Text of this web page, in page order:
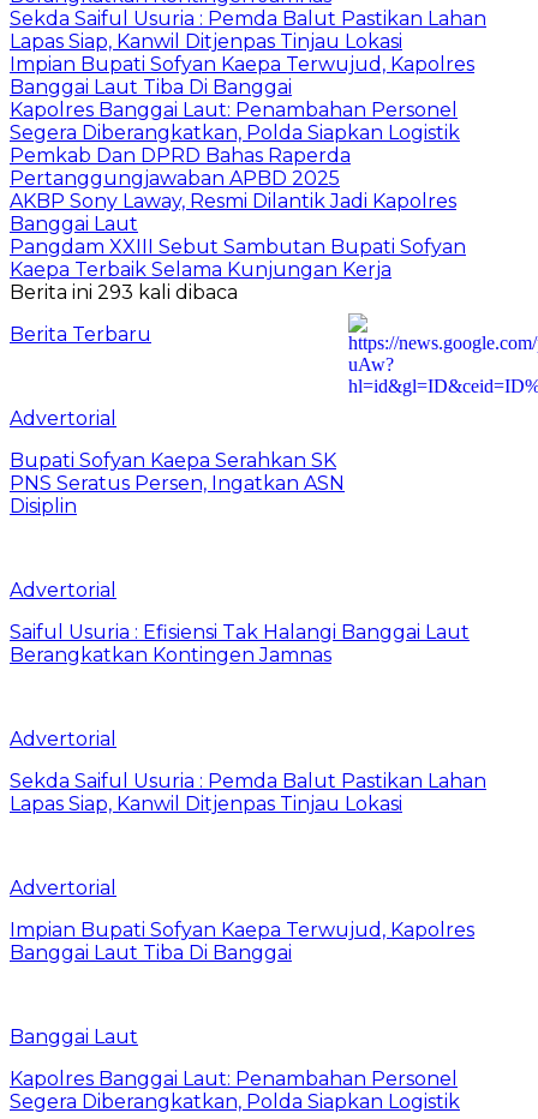
Sekda Saiful Usuria : Pemda Balut Pastikan Lahan
Lapas Siap, Kanwil Ditjenpas Tinjau Lokasi
Impian Bupati Sofyan Kaepa Terwujud, Kapolres
Banggai Laut Tiba Di Banggai
Kapolres Banggai Laut: Penambahan Personel
Segera Diberangkatkan, Polda Siapkan Logistik
Pemkab Dan DPRD Bahas Raperda
Pertanggungjawaban APBD 2025
AKBP Sony Laway, Resmi Dilantik Jadi Kapolres
Banggai Laut
Pangdam XXIII Sebut Sambutan Bupati Sofyan
Kaepa Terbaik Selama Kunjungan Kerja
Berita ini 293 kali dibaca
Berita Terbaru
Advertorial
Bupati Sofyan Kaepa Serahkan SK
PNS Seratus Persen, Ingatkan ASN
Disiplin
Advertorial
Saiful Usuria : Efisiensi Tak Halangi Banggai Laut
Berangkatkan Kontingen Jamnas
Advertorial
Sekda Saiful Usuria : Pemda Balut Pastikan Lahan
Lapas Siap, Kanwil Ditjenpas Tinjau Lokasi
Advertorial
Impian Bupati Sofyan Kaepa Terwujud, Kapolres
Banggai Laut Tiba Di Banggai
Banggai Laut
Kapolres Banggai Laut: Penambahan Personel
Segera Diberangkatkan, Polda Siapkan Logistik